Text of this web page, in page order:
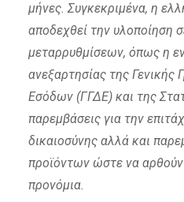
μήνες. Συγκεκριμένα, η
αποδεχθεί την υλοποίηση
μεταρρυθμίσεων, όπως η
ανεξαρτησίας της Γενικής
Εσόδων (ΓΓΔΕ) και της
παρεμβάσεις για την
δικαιοσύνης αλλά και
προϊόντων ώστε να
προνόμια.